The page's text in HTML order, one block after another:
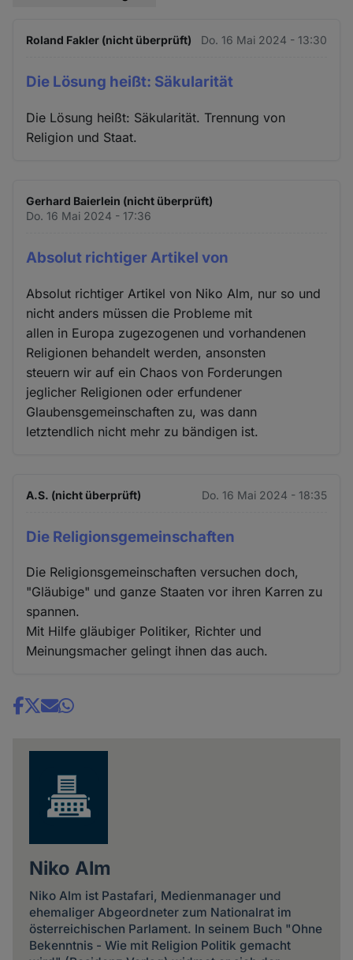
Roland Fakler (nicht überprüft) Do. 16 Mai 2024 - 13:30
Die Lösung heißt: Säkularität
Die Lösung heißt: Säkularität. Trennung von
Religion und Staat.
Gerhard Baierlein (nicht überprüft)
Do. 16 Mai 2024 - 17:36
Absolut richtiger Artikel von
Absolut richtiger Artikel von Niko Alm, nur so und
nicht anders müssen die Probleme mit
allen in Europa zugezogenen und vorhandenen
Religionen behandelt werden, ansonsten
steuern wir auf ein Chaos von Forderungen
jeglicher Religionen oder erfundener
Glaubensgemeinschaften zu, was dann
letztendlich nicht mehr zu bändigen ist.
A.S. (nicht überprüft) Do. 16 Mai 2024 - 18:35
Die Religionsgemeinschaften
Die Religionsgemeinschaften versuchen doch,
"Gläubige" und ganze Staaten vor ihren Karren zu
spannen.
Mit Hilfe gläubiger Politiker, Richter und
Meinungsmacher gelingt ihnen das auch.
Share
Niko Alm
Niko Alm ist Pastafari, Medienmanager und
ehemaliger Abgeordneter zum Nationalrat im
österreichischen Parlament. In seinem Buch "Ohne
Bekenntnis - Wie mit Religion Politik gemacht